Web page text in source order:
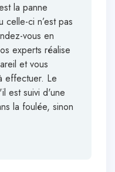
la panne
ci n’est pas
vous en
experts réalise
et vous
effectuer. Le
est suivi d'une
la foulée, sinon